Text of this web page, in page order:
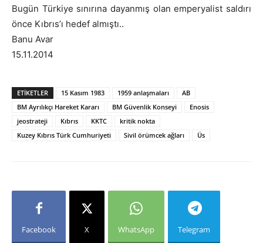
Bugün Türkiye sınırına dayanmış olan emperyalist saldırı
önce Kıbrıs’ı hedef almıştı..
Banu Avar
15.11.2014
ETIKETLER 15 Kasım 1983 1959 anlaşmaları
AB
BM Ayrılıkçı Hareket Kararı
BM Güvenlik Konseyi
Enosis
jeostrateji
Kıbrıs KKTC
kritik nokta
Kuzey Kıbrıs Türk Cumhuriyeti
Sivil örümcek ağları Üs
Facebook X WhatsApp Telegram